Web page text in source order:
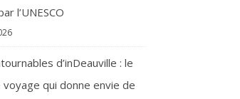
l’UNESCO
d’inDeauville : le
qui donne envie de